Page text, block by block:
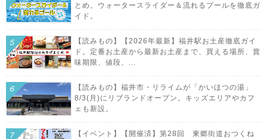
とめ。ウォータースライダー＆流れるプールを徹底ガ
イド。
【読みもの】【2026年最新】福井駅お土産徹底ガイ
ド。定番お土産から最新お土産まで、買える場所、賞
味期限、値段、...
【読みもの】福井市・リライムが「かいほつの湯」
8/3(月)にリブランドオープン。キッズエリアやカフ
ェも新設。
【イベント】【開催済】第28回 東郷街道おつくね